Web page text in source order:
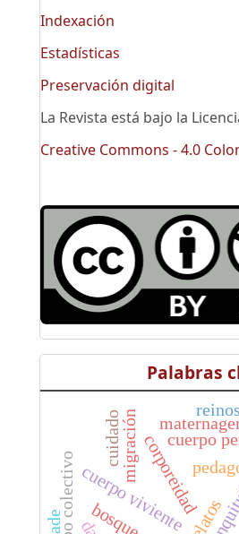
Indexación
Estadísticas
Preservación digital
La Revista está bajo la
Creative Commons - 4.0
Palabras
corporeidad
cuerpo viviente
cuerpo
o
migración
cuidado
bosque